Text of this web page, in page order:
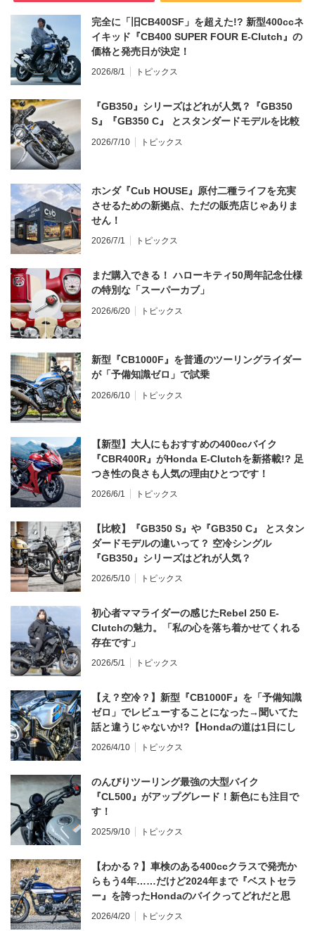
完全に「旧CB400SF」を超えた!? 新型400ccネ
イキッド『CB400 SUPER FOUR E-Clutch』の
価格と発売日が決定！
2026/8/1 トピックス
『GB350』シリーズはどれが人気？『GB350
S』『GB350 C』 とスタンダードモデルを比較
2026/7/10 トピックス
ホンダ『Cub HOUSE』原付二種ライフを充実
させるための新拠点、ただの販売店じゃありま
せん！
2026/7/1 トピックス
まだ購入できる！ ハローキティ50周年記念仕様
の特別な「スーパーカブ」
2026/6/20 トピックス
新型『CB1000F』を普通のツーリングライダー
が「予備知識ゼロ」で試乗
2026/6/10 トピックス
【新型】大人にもおすすめの400ccバイク
『CBR400R』がHonda E-Clutchを新搭載!? 足
つき性の良さも人気の理由ひとつです！
2026/6/1 トピックス
【比較】『GB350 S』や『GB350 C』 とスタン
ダードモデルの違いって？ 空冷シングル
『GB350』シリーズはどれが人気？
2026/5/10 トピックス
初心者ママライダーの感じたRebel 250 E-
Clutchの魅力。「私の心を落ち着かせてくれる
存在です」
2026/5/1 トピックス
【え？空冷？】新型『CB1000F』を「予備知識
ゼロ」でレビューすることになった→聞いてた
話と違うじゃないか!?【Hondaの道は1日にし
てならず／CB1000F ①第一印象 編】
2026/4/10 トピックス
のんびりツーリング最強の大型バイク
『CL500』がアップグレード！新色にも注目で
す！
2025/9/10 トピックス
【わかる？】車検のある400ccクラスで発売か
らもう4年……だけど2024年まで『ベストセラ
ー』を誇ったHondaのバイクってどれだと思
う？
2026/4/20 トピックス